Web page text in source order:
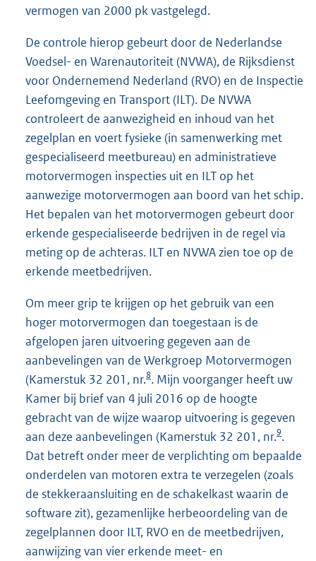
vermogen van 2000 pk vastgelegd.
De controle hierop gebeurt door de Nederlandse
Voedsel- en Warenautoriteit (NVWA), de Rijksdienst
voor Ondernemend Nederland (RVO) en de Inspectie
Leefomgeving en Transport (ILT). De NVWA
controleert de aanwezigheid en inhoud van het
zegelplan en voert fysieke (in samenwerking met
gespecialiseerd meetbureau) en administratieve
motorvermogen inspecties uit en ILT op het
aanwezige motorvermogen aan boord van het schip.
Het bepalen van het motorvermogen gebeurt door
erkende gespecialiseerde bedrijven in de regel via
meting op de achteras. ILT en NVWA zien toe op de
erkende meetbedrijven.
Om meer grip te krijgen op het gebruik van een
hoger motorvermogen dan toegestaan is de
afgelopen jaren uitvoering gegeven aan de
aanbevelingen van de Werkgroep Motorvermogen
(Kamerstuk 32 201, nr.8. Mijn voorganger heeft uw
Kamer bij brief van 4 juli 2016 op de hoogte
gebracht van de wijze waarop uitvoering is gegeven
aan deze aanbevelingen (Kamerstuk 32 201, nr.9.
Dat betreft onder meer de verplichting om bepaalde
onderdelen van motoren extra te verzegelen (zoals
de stekkeraansluiting en de schakelkast waarin de
software zit), gezamenlijke herbeoordeling van de
zegelplannen door ILT, RVO en de meetbedrijven,
aanwijzing van vier erkende meet- en